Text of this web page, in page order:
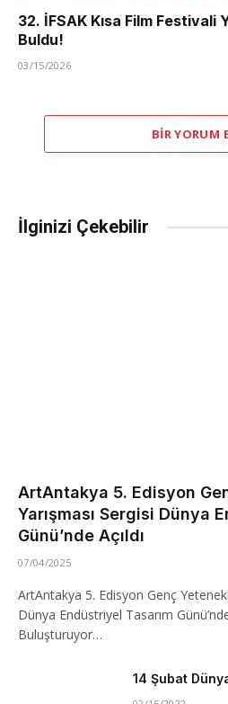
32. İFSAK Kısa Film Festivali
Buldu!
03/15/2026
BIR YORUM
İlginizi Çekebilir
ArtAntakya 5. Edisyon
Yarışması Sergisi Dünya
Günü’nde Açıldı
07/04/2025
ArtAntakya 5. Edisyon Genç
Dünya Endüstriyel Tasarım
Buluşturuyor…
14 Şubat